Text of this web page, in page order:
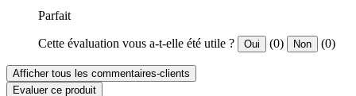
Parfait
Cette évaluation vous a-t-elle été utile ? Oui (0) Non (0)
Afficher tous les commentaires-clients
Evaluer ce produit